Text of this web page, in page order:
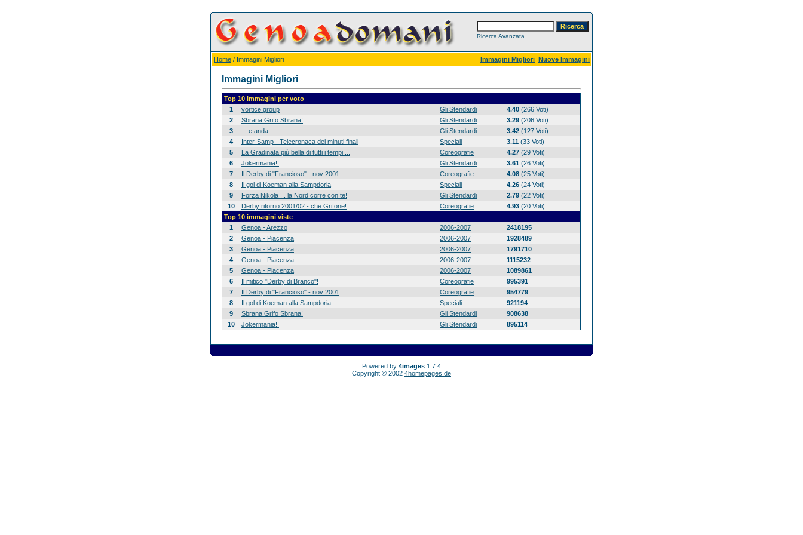
Ricerca Avanzata
Home / Immagini Migliori Immagini Migliori Nuove Immagini
Immagini Migliori
Top 10 immagini per voto
1
vortice group Gli Stendardi 4.40 (266 Voti)
2
Sbrana Grifo Sbrana! Gli Stendardi 3.29 (206 Voti)
3
... e anda ... Gli Stendardi 3.42 (127 Voti)
4
Inter-Samp - Telecronaca dei minuti finali Speciali 3.11 (33 Voti)
5
La Gradinata più bella di tutti i tempi ... Coreografie 4.27 (29 Voti)
6
Jokermania!! Gli Stendardi 3.61 (26 Voti)
7
Il Derby di "Francioso" - nov 2001 Coreografie 4.08 (25 Voti)
8
Il gol di Koeman alla Sampdoria Speciali 4.26 (24 Voti)
9
Forza Nikola ... la Nord corre con te! Gli Stendardi 2.79 (22 Voti)
10
Derby ritorno 2001/02 - che Grifone! Coreografie 4.93 (20 Voti)
Top 10 immagini viste
1
Genoa - Arezzo 2006-2007
2418195
2
Genoa - Piacenza 2006-2007
1928489
3
Genoa - Piacenza 2006-2007
1791710
4
Genoa - Piacenza 2006-2007
1115232
5
Genoa - Piacenza 2006-2007
1089861
6
Il mitico "Derby di Branco"! Coreografie
995391
7
Il Derby di "Francioso" - nov 2001 Coreografie
954779
8
Il gol di Koeman alla Sampdoria Speciali
921194
9
Sbrana Grifo Sbrana! Gli Stendardi
908638
10
Jokermania!! Gli Stendardi 895114
Powered by 4images 1.7.4
Copyright © 2002 4homepages.de